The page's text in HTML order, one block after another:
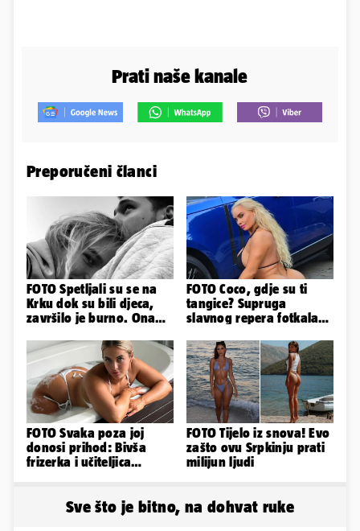
Prati naše kanale
Preporučeni članci
FOTO Spetljali su se na
Krku dok su bili djeca,
završilo je burno. Ona
FOTO Coco, gdje su ti
tangice? Supruga
slavnog repera fotkala
sve
FOTO Svaka poza joj
donosi prihod: Bivša
frizerka i učiteljica
FOTO Tijelo iz snova! Evo
zašto ovu Srpkinju prati
milijun ljudi
Sve što je bitno, na dohvat ruke